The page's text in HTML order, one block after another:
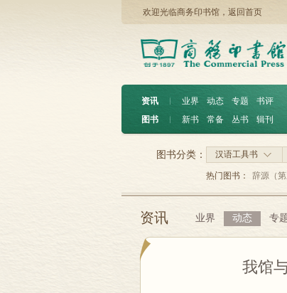
欢迎光临商务印书馆， 返回首页
资讯 ︱ 业界 动态 专题
书评
图书
︱ 新书 常备 丛书 辑刊
汉语工具书
图书分类：
热门图书： 辞源（第
资讯 业界 动态 专
我馆